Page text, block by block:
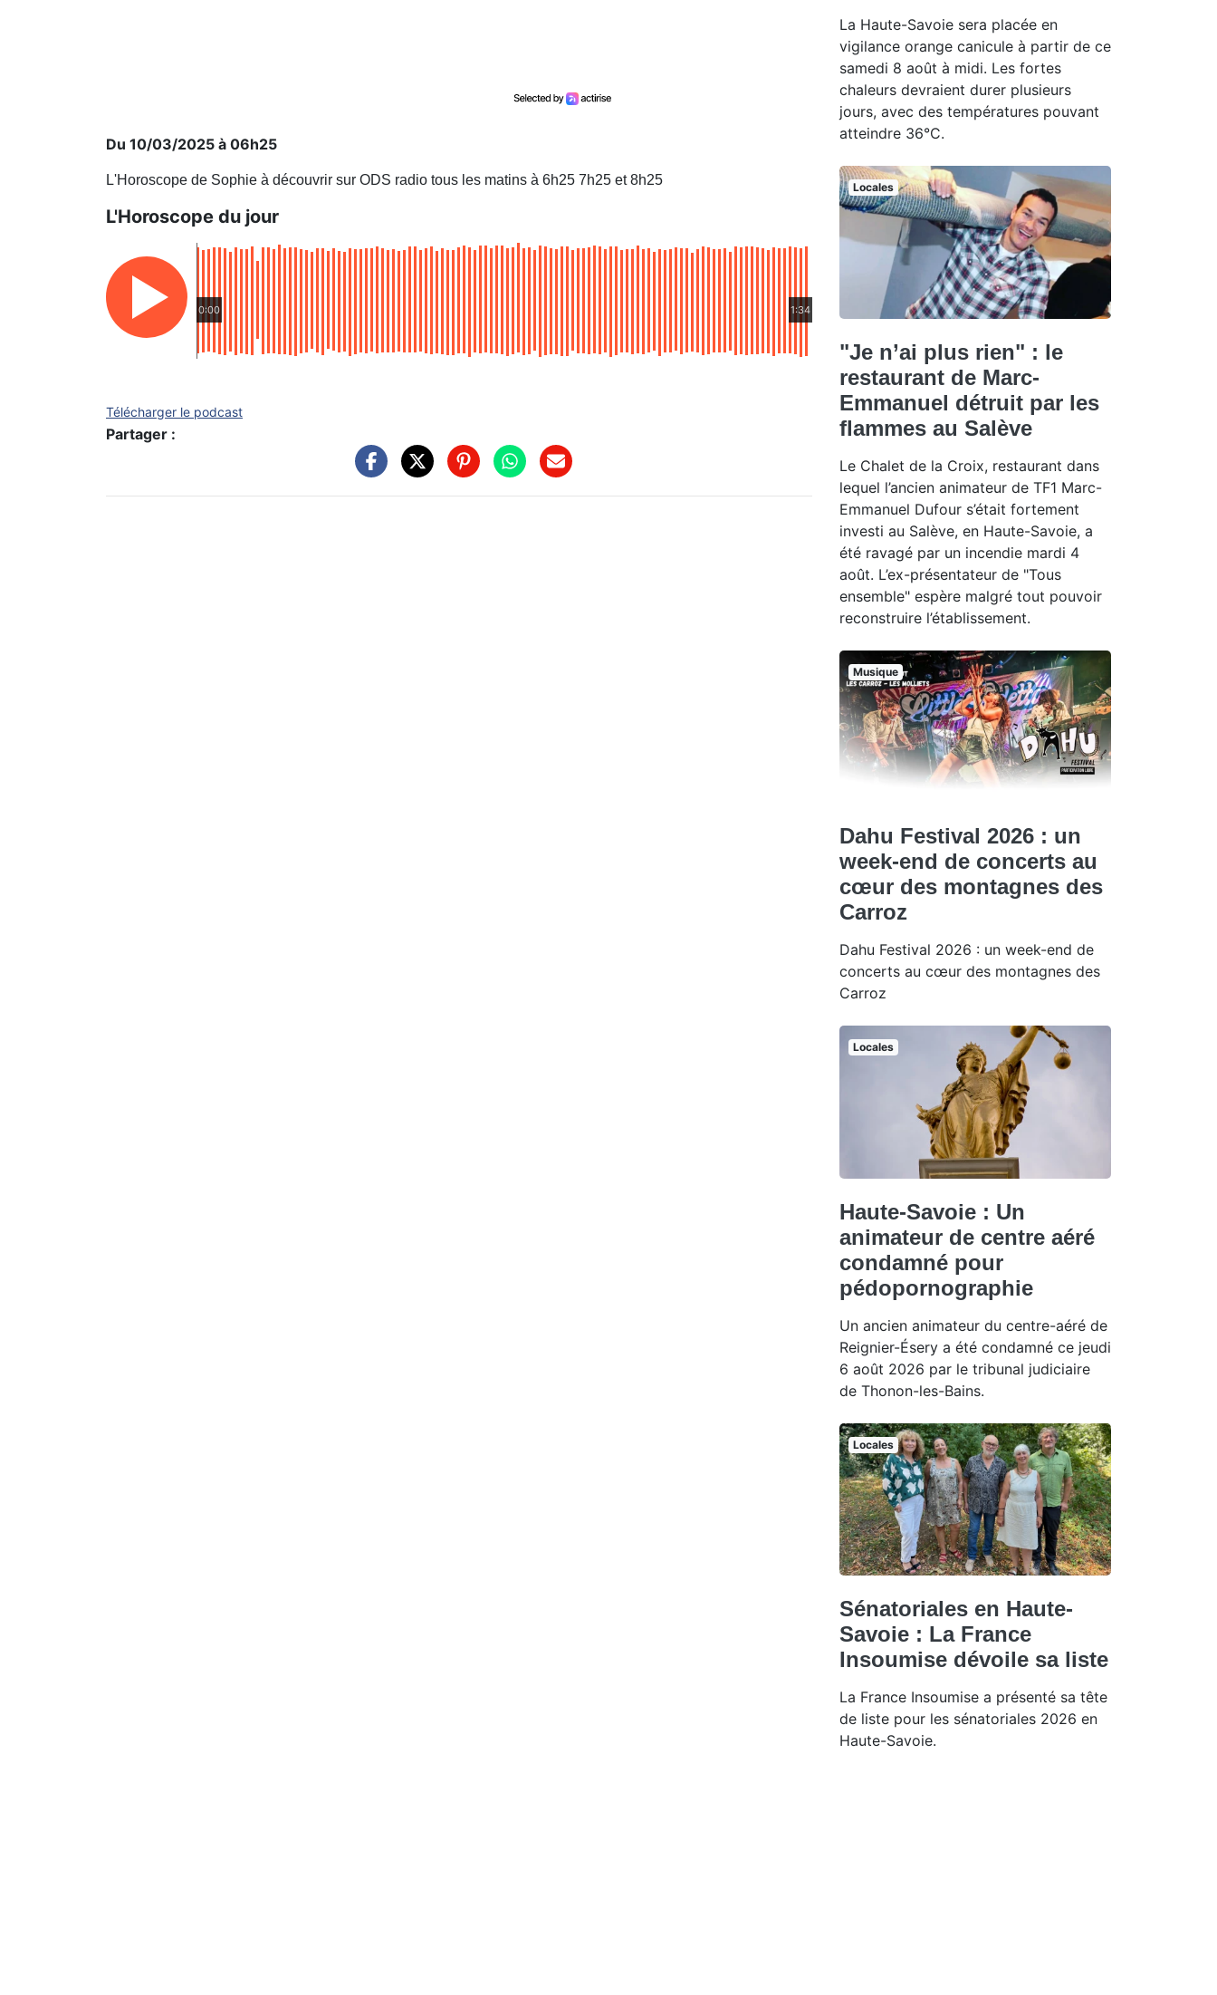
Du 10/03/2025 à 06h25
L'Horoscope de Sophie à découvrir sur ODS radio tous les matins à 6h25 7h25 et 8h25
L'Horoscope du jour
0:00 1:34
Télécharger le podcast
Partager :
La Haute-Savoie sera placée en
vigilance orange canicule à partir de ce
samedi 8 août à midi. Les fortes
chaleurs devraient durer plusieurs
jours, avec des températures pouvant
atteindre 36°C.
Locales
"Je n’ai plus rien" : le
restaurant de Marc-
Emmanuel détruit par les
flammes au Salève
Le Chalet de la Croix, restaurant dans
lequel l’ancien animateur de TF1 Marc-
Emmanuel Dufour s’était fortement
investi au Salève, en Haute-Savoie, a
été ravagé par un incendie mardi 4
août. L’ex-présentateur de "Tous
ensemble" espère malgré tout pouvoir
reconstruire l’établissement.
Musique
Dahu Festival 2026 : un
week-end de concerts au
cœur des montagnes des
Carroz
Dahu Festival 2026 : un week-end de
concerts au cœur des montagnes des
Carroz
Locales
Haute-Savoie : Un
animateur de centre aéré
condamné pour
pédopornographie
Un ancien animateur du centre-aéré de
Reignier-Ésery a été condamné ce jeudi
6 août 2026 par le tribunal judiciaire
de Thonon-les-Bains.
Locales
Sénatoriales en Haute-
Savoie : La France
Insoumise dévoile sa liste
La France Insoumise a présenté sa tête
de liste pour les sénatoriales 2026 en
Haute-Savoie.